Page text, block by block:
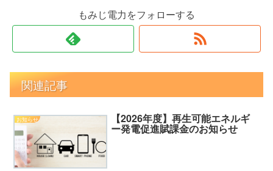
もみじ電力をフォローする
関連記事
お知らせ 【2026年度】再生可能エネルギ
ー発電促進賦課金のお知らせ